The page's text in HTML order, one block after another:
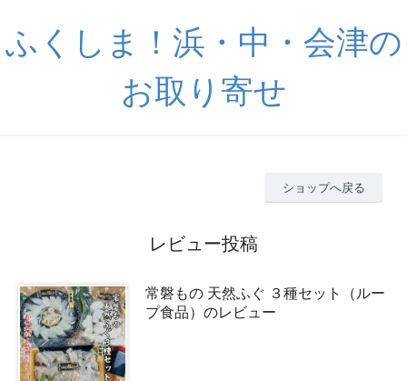
ふくしま！浜・中・会津の
お取り寄せ
ショップへ戻る
レビュー投稿
常磐もの 天然ふぐ ３種セット（ルー
プ食品）のレビュー